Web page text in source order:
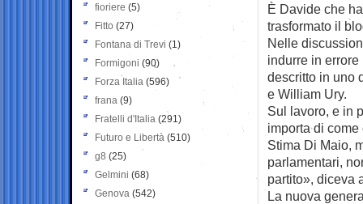
È Davide che
trasformato il
Nelle
indurre in
descritto in uno
e William Ury.
Sul lavoro, e in
importa di come
Stima Di Maio,
parlamentari,
partito», diceva
La nuova
fioriere (5)
Fitto (27)
Fontana di Trevi (1)
Formigoni (90)
Forza Italia (596)
frana (9)
Fratelli d'Italia (291)
Futuro e Libertà (510)
g8 (25)
Gelmini (68)
Genova (542)